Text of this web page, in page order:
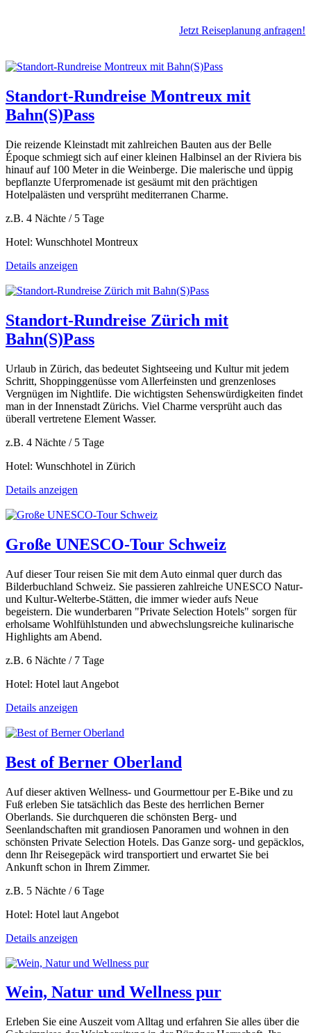
Jetzt Reiseplanung anfragen!
Standort-Rundreise Montreux mit
Bahn(S)Pass
Die reizende Kleinstadt mit zahlreichen Bauten aus der Belle
Époque schmiegt sich auf einer kleinen Halbinsel an der Riviera bis
hinauf auf 100 Meter in die Weinberge. Die malerische und üppig
bepflanzte Uferpromenade ist gesäumt mit den prächtigen
Hotelpalästen und versprüht mediterranen Charme.
z.B. 4 Nächte / 5 Tage
Hotel: Wunschhotel Montreux
Details anzeigen
Standort-Rundreise Zürich mit
Bahn(S)Pass
Urlaub in Zürich, das bedeutet Sightseeing und Kultur mit jedem
Schritt, Shoppinggenüsse vom Allerfeinsten und grenzenloses
Vergnügen im Nightlife. Die wichtigsten Sehenswürdigkeiten findet
man in der Innenstadt Zürichs. Viel Charme versprüht auch das
überall vertretene Element Wasser.
z.B. 4 Nächte / 5 Tage
Hotel: Wunschhotel in Zürich
Details anzeigen
Große UNESCO-Tour Schweiz
Auf dieser Tour reisen Sie mit dem Auto einmal quer durch das
Bilderbuchland Schweiz. Sie passieren zahlreiche UNESCO Natur-
und Kultur-Welterbe-Stätten, die immer wieder aufs Neue
begeistern. Die wunderbaren "Private Selection Hotels" sorgen für
erholsame Wohlfühlstunden und abwechslungsreiche kulinarische
Highlights am Abend.
z.B. 6 Nächte / 7 Tage
Hotel: Hotel laut Angebot
Details anzeigen
Best of Berner Oberland
Auf dieser aktiven Wellness- und Gourmettour per E-Bike und zu
Fuß erleben Sie tatsächlich das Beste des herrlichen Berner
Oberlands. Sie durchqueren die schönsten Berg- und
Seenlandschaften mit grandiosen Panoramen und wohnen in den
schönsten Private Selection Hotels. Das Ganze sorg- und gepäcklos,
denn Ihr Reisegepäck wird transportiert und erwartet Sie bei
Ankunft schon in Ihrem Zimmer.
z.B. 5 Nächte / 6 Tage
Hotel: Hotel laut Angebot
Details anzeigen
Wein, Natur und Wellness pur
Erleben Sie eine Auszeit vom Alltag und erfahren Sie alles über die